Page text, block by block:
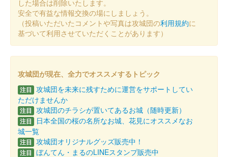
販売終了
「DANDELION」をイメージしたフォログラムデザインに蓄光イ
ンクを用いることにより、明るい場所と暗い場所で2種類のデザ
姫路城 御城印 令和七年秋の陣
販売終了
姫路城 御城印 令和七年夏の陣
販売終了
した場合は削除いたします。
安全で有益な情報交換の場にしましょう。
（投稿いただいたコメントや写真は攻城団の利用規約に
基づいて利用させていただくことがあります）
攻城団が現在、全力でオススメするトピック
注目 攻城団を未来に残すために運営をサポートしてい
ただけませんか
注目 攻城団のチラシが置いてあるお城（随時更新）
注目
日本全国の桜の名所なお城、花見にオススメなお
城一覧
注目 攻城団オリジナルグッズ販売中！
注目 ぼんてん・まるのLINEスタンプ販売中